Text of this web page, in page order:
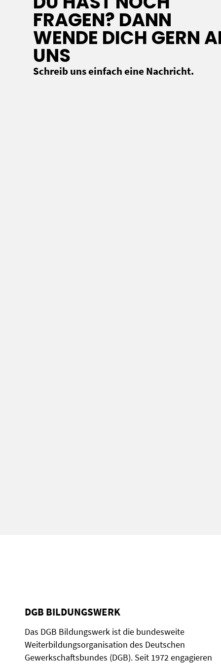
FRAGEN? DANN
WENDE DICH GERN
UNS
Schreib uns einfach eine Nachricht.
DGB BILDUNGSWERK
Das DGB Bildungswerk ist die bundesweite
Weiterbildungsorganisation des Deutschen
Gewerkschaftsbundes (DGB). Seit 1972 engagieren